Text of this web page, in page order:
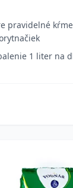
pravidelné
1 liter na